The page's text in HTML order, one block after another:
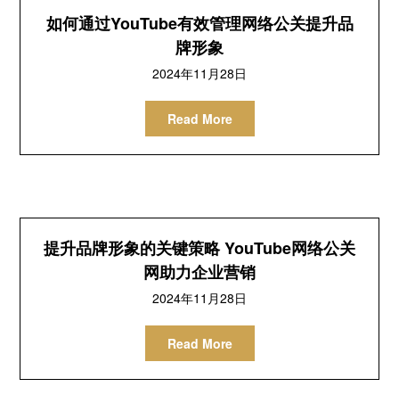
如何通过YouTube有效管理网络公关提升品
牌形象
2024年11月28日
Read More
提升品牌形象的关键策略 YouTube网络公关
网助力企业营销
2024年11月28日
Read More